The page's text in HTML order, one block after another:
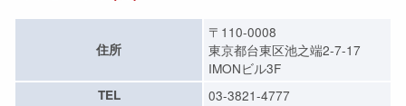
住所
〒110-0008
東京都台東区池之端2-7-17
IMONビル3F
TEL 03-3821-4777